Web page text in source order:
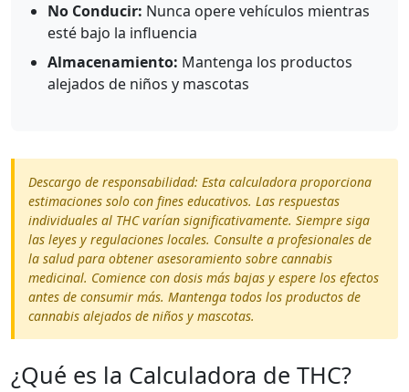
No Conducir: Nunca opere vehículos mientras
esté bajo la influencia
Almacenamiento: Mantenga los productos
alejados de niños y mascotas
Descargo de responsabilidad: Esta calculadora proporciona
estimaciones solo con fines educativos. Las respuestas
individuales al THC varían significativamente. Siempre siga
las leyes y regulaciones locales. Consulte a profesionales de
la salud para obtener asesoramiento sobre cannabis
medicinal. Comience con dosis más bajas y espere los efectos
antes de consumir más. Mantenga todos los productos de
cannabis alejados de niños y mascotas.
¿Qué es la Calculadora de THC?